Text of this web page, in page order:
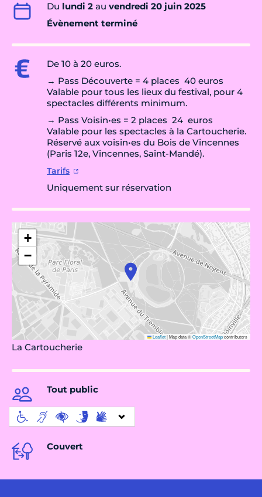
Du lundi 2 au vendredi 20 juin 2025
Évènement terminé
De 10 à 20 euros.
→ Pass Découverte = 4 places 40 euros
Valable pour tous les lieux du festival, pour 4
spectacles différents minimum.
→ Pass Voisin•es = 2 places 24 euros
Valable pour les spectacles à la Cartoucherie.
Réservé aux voisin•es du Bois de Vincennes
(Paris 12e, Vincennes, Saint-Mandé).
Tarifs
Uniquement sur réservation
+
−
Leaflet|Map data ©OpenStreetMapcontributors
La Cartoucherie
Tout public
Couvert